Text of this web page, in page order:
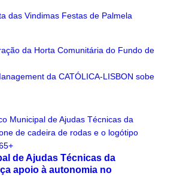
das Vindimas Festas de Palmela
da Horta Comunitária do Fundo de
da CATÓLICA-LISBON sobe
de Ajudas Técnicas da
apoio à autonomia no